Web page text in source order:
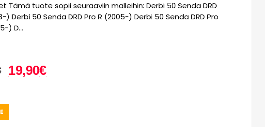
Tämä tuote sopii seuraaviin malleihin: Derbi 50 Senda DRD
) Derbi 50 Senda DRD Pro R (2005-) Derbi 50 Senda DRD Pro
) D…
19,90€